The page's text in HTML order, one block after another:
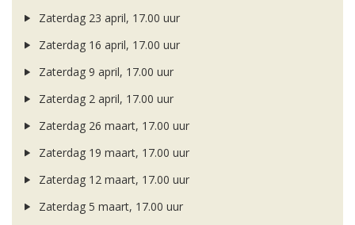
Zaterdag 23 april, 17.00 uur
Zaterdag 16 april, 17.00 uur
Zaterdag 9 april, 17.00 uur
Zaterdag 2 april, 17.00 uur
Zaterdag 26 maart, 17.00 uur
Zaterdag 19 maart, 17.00 uur
Zaterdag 12 maart, 17.00 uur
Zaterdag 5 maart, 17.00 uur